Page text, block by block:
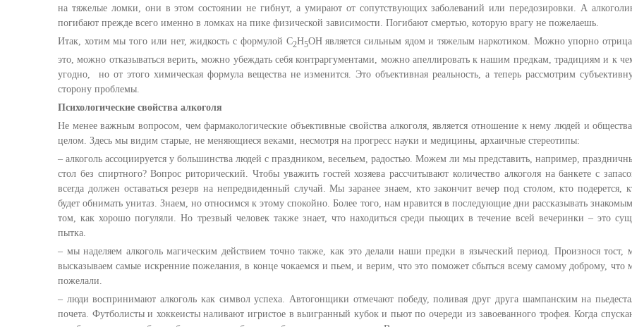
на тяжелые ломки, они в этом состоянии не гибнут, а умирают от сопутствующих заболеваний или передозировки. А
погибают прежде всего именно в ломках на пике физической зависимости. Погибают смертью, которую врагу не пожелаешь.
Итак, хотим мы того или нет, жидкость с формулой С2Н5ОН является сильным ядом и тяжелым наркотиком. Можно упорно
это, можно отказываться верить, можно убеждать себя контраргументами, можно апеллировать к нашим предкам, традициям и к
угодно, но от этого химическая формула вещества не изменится. Это объективная реальность, а теперь рассмотрим
сторону проблемы.
Психологические свойства алкоголя
Не менее важным вопросом, чем фармакологические объективные свойства алкоголя, является отношение к нему людей и
целом. Здесь мы видим старые, не меняющиеся веками, несмотря на прогресс науки и медицины, архаичные стереотипы:
– алкоголь ассоциируется у большинства людей с праздником, весельем, радостью. Можем ли мы представить, например,
стол без спиртного? Вопрос риторический. Чтобы уважить гостей хозяева рассчитывают количество алкоголя на банкете с
всегда должен оставаться резерв на непредвиденный случай. Мы заранее знаем, кто закончит вечер под столом, кто подерется,
будет обнимать унитаз. Знаем, но относимся к этому спокойно. Более того, нам нравится в последующие дни рассказывать
том, как хорошо погуляли. Но трезвый человек также знает, что находиться среди пьющих в течение всей вечеринки – это
пытка.
– мы наделяем алкоголь магическим действием точно также, как это делали наши предки в языческий период. Произнося тост,
высказываем самые искренние пожелания, в конце чокаемся и пьем, и верим, что это поможет сбыться всему самому доброму, что
пожелали.
– люди воспринимают алкоголь как символ успеха. Автогонщики отмечают победу, поливая друг друга шампанским на
почета. Футболисты и хоккеисты наливают игристое в выигранный кубок и пьют по очереди из завоеванного трофея. Когда